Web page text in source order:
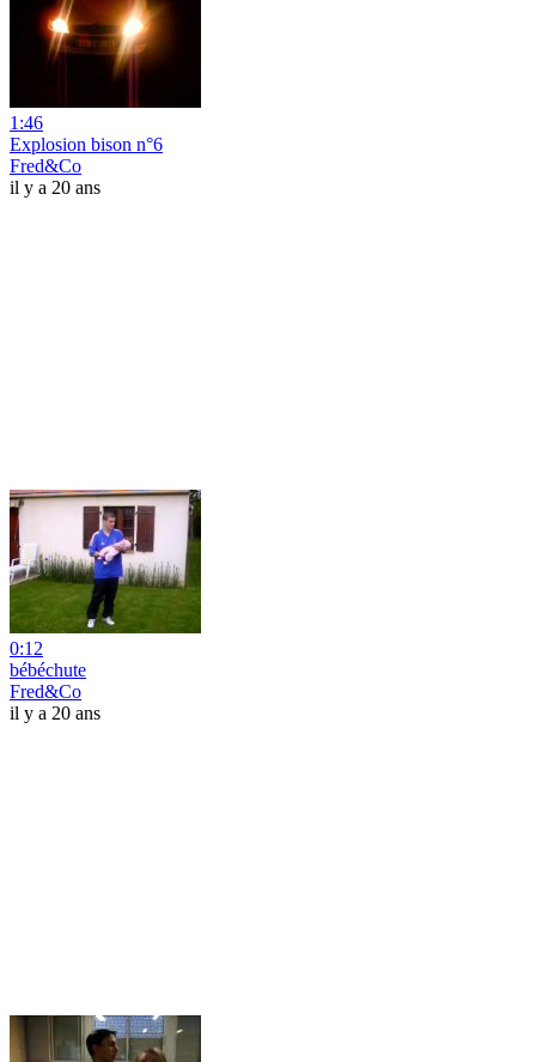
1:46
Explosion bison n°6
Fred&Co
il y a 20 ans
0:12
bébéchute
Fred&Co
il y a 20 ans